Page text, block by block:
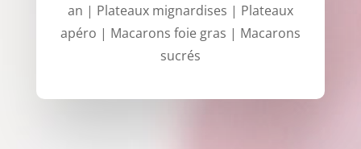
an | Plateaux mignardises | Plateaux
apéro | Macarons foie gras | Macarons
sucrés